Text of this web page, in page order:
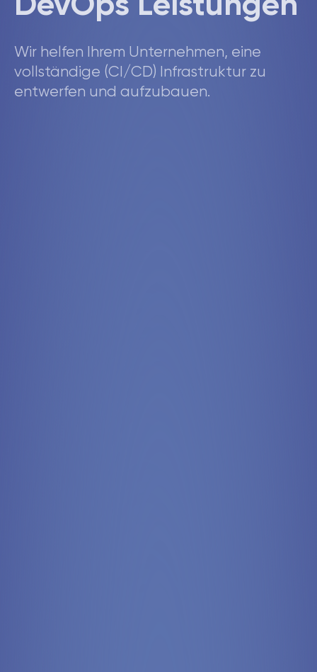
Wir helfen Ihrem Unternehmen, eine
vollständige (CI/CD) Infrastruktur zu
entwerfen und aufzubauen.